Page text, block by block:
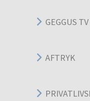
GEGGUS TV
AFTRYK